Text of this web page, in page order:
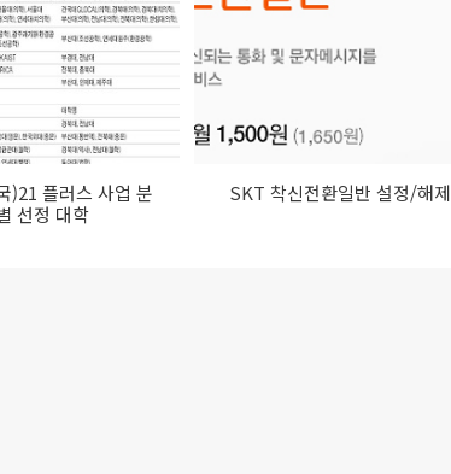
)21 플러스 사업 분
선정 대학
SKT 착신전환일반 설정/해제